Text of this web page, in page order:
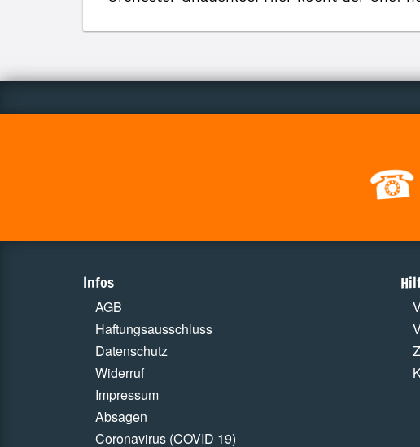
☎
Infos
AGB
Haftungsausschluss
Datenschutz
Widerruf
Impressum
Absagen
Coronavirus (COVID 19)